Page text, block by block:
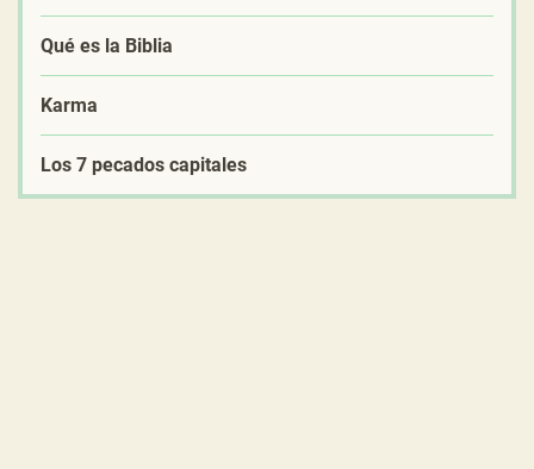
Qué es la Biblia
Karma
Los 7 pecados capitales